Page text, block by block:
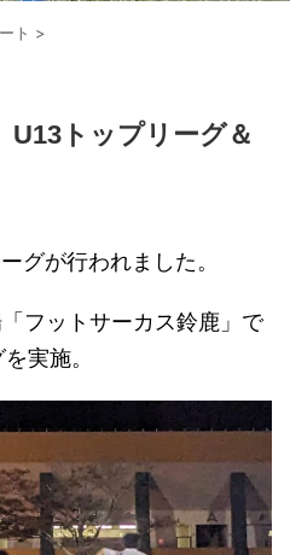
ト >
U13トップリーグ＆
グが行われました。
フットサーカス鈴鹿」で
実施。